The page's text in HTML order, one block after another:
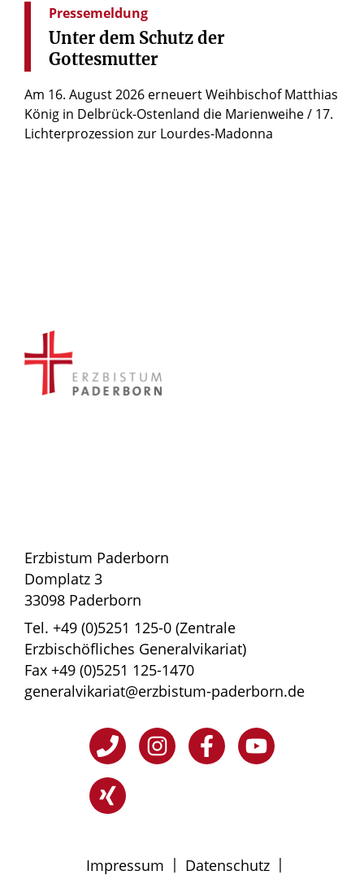
Pressemeldung
Unter dem Schutz der
Gottesmutter
Am 16. August 2026 erneuert Weihbischof Matthias
König in Delbrück-Ostenland die Marienweihe / 17.
Lichterprozession zur Lourdes-Madonna
Erzbistum Paderborn
Domplatz 3
33098 Paderborn
Tel. +49 (0)5251 125-0 (Zentrale
Erzbischöfliches Generalvikariat)
Fax +49 (0)5251 125-1470
generalvikariat@erzbistum-paderborn.de
Impressum | Datenschutz |